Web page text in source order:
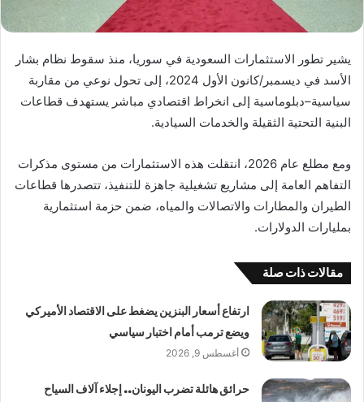
يشير تطور الاستثمارات السعودية في سوريا، منذ سقوط نظام بشار
الأسد في ديسمبر/كانون الأول 2024، إلى تحول نوعي من مقاربة
سياسية–دبلوماسية إلى انخراط اقتصادي مباشر يستهدف قطاعات
البنية التحتية الثقيلة والخدمات السيادية.
ومع مطلع عام 2026، انتقلت هذه الاستثمارات من مستوى مذكرات
التفاهم العامة إلى مشاريع تشغيلية جاهزة للتنفيذ، تتصدرها قطاعات
الطيران والمطارات والاتصالات والمياه، ضمن حزمة استثمارية
بمليارات الدولارات.
مقالات ذات صلة
ارتفاع أسعار البنزين يضغط على الاقتصاد الأميركي
ويضع ترمب أمام اختبار سياسي
أغسطس 9, 2026
حرائق هائلة تضرب اليونان.. إجلاء آلاف السياح